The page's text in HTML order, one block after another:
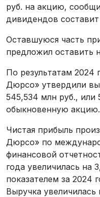
руб. на акцию,
дивидендов
Оставшуюся часть
предложил оставить
По результатам 2024
Дюрсо» утвердили
545,534 млн руб., или
обыкновенную акцию.
Чистая прибыль
Дюрсо» по
финансовой
года увеличилась на
показателем за 2024
Выручка